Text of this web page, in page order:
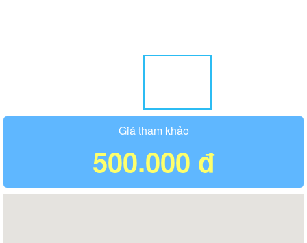
Giá tham khảo
500.000 đ